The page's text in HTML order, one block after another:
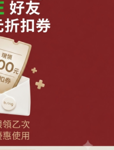
NT$1,080